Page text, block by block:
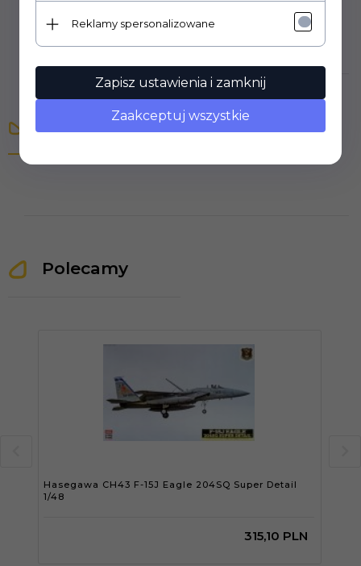
Opinie Klientów
Polecamy
Hasegawa CH43 F-15J Eagle 204SQ Super Detail
1/48
315,10 PLN
Reklamy spersonalizowane
Zapisz ustawienia i zamknij
Zaakceptuj wszystkie